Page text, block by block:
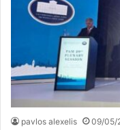
pavlos alexelis 09/05/